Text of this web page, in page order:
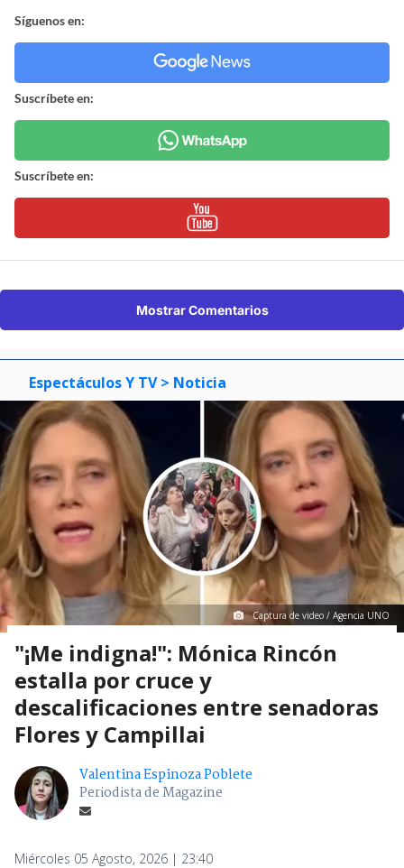
Síguenos en:
Suscríbete en:
Suscríbete en:
Mostrar Comentarios
Espectáculos Y TV > Noticia
Captura de video / Agencia UNO
"¡Me indigna!": Mónica Rincón
estalla por cruce y
descalificaciones entre senadoras
Flores y Campillai
Valentina Espinoza Poblete
Periodista de Magazine
Miércoles 05 Agosto, 2026 | 23:40